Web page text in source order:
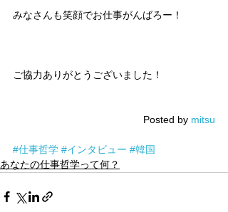
みなさんも笑顔でお仕事がんばろー！
ご協力ありがとうございました！
Posted by mitsu
#仕事哲学 #インタビュー #韓国
あなたの仕事哲学って何？